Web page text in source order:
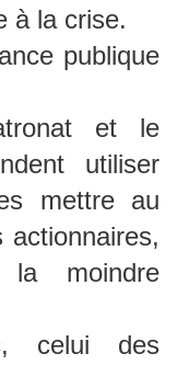
à la crise.
publique
et le
utiliser
mettre au
moindre
celui des